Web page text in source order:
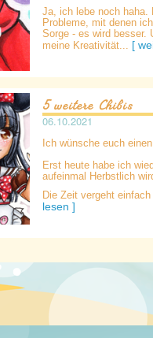
Ja, ich lebe noch haha.
Probleme, mit denen
Sorge - es wird besser.
meine Kreativität... [
5 weitere Chibis
06.10.2021
Ich wünsche euch
Erst heute habe ich
aufeinmal Herbstlich
Die Zeit vergeht
lesen ]